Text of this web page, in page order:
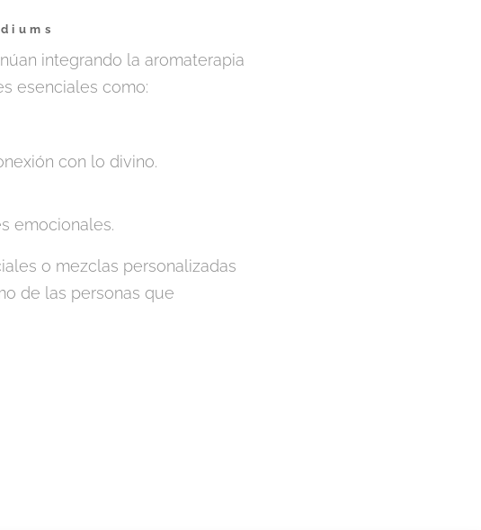
integrando la aromaterapia
esenciales como:
con lo divino.
emocionales.
o mezclas personalizadas
de las personas que